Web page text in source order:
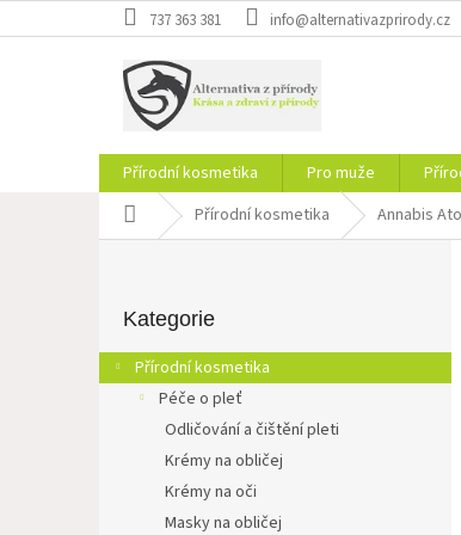
na
737 363 381 info@alternativazprirody.cz
Přírodní kosmetika Pro muže
Domů Přírodní kosmetika Annabis
r
a
kategorie
Kategorie
Přírodní kosmetika
Péče o pleť
Odličování a čištění pleti
Krémy na obličej
Krémy na oči
Masky na obličej